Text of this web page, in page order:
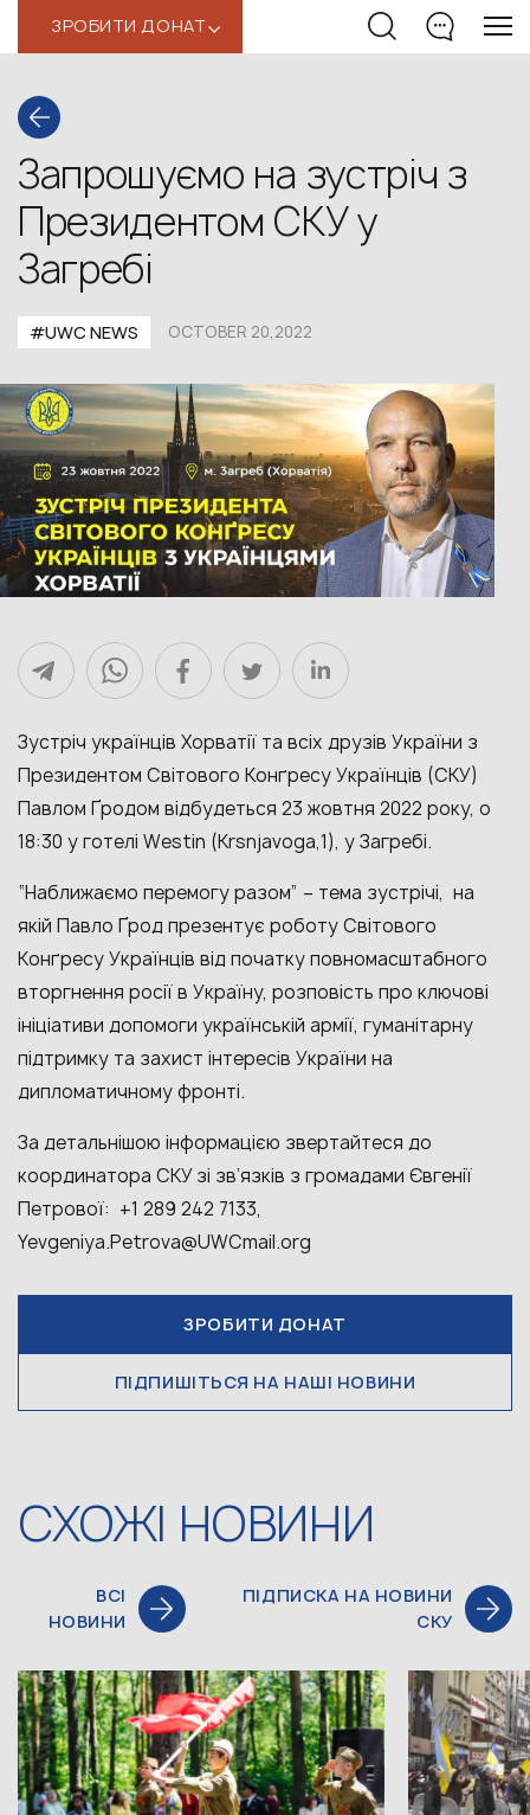
ЗРОБИТИ ДОНАТ‹
Запрошуємо на зустріч з
Президентом СКУ у
Загребі
#UWС NEWS OCTOBER 20,2022
Зустріч українців Хорватії та всіх друзів України з
Президентом Світового Конґресу Українців (СКУ)
Павлом Ґродом відбудеться 23 жовтня 2022 року, о
18:30 у готелі Westin (Krsnjavoga,1), у Загребі.
“Наближаємо перемогу разом” – тема зустрічі, на
якій Павло Ґрод презентує роботу Світового
Конґресу Українців від початку повномасштабного
вторгнення росії в Україну, розповість про ключові
ініціативи допомоги українській армії, гуманітарну
підтримку та захист інтересів України на
дипломатичному фронті.
За детальнішою інформацією звертайтеся до
координатора СКУ зі зв’язків з громадами Євгенії
Петрової: +1 289 242 7133,
Yevgeniya.Petrova@UWCmail.org
ЗРОБИТИ ДОНАТ
ПІДПИШІТЬСЯ НА НАШІ НОВИНИ
СХОЖІ НОВИНИ
ВСІ
НОВИНИ
ПІДПИСКА НА НОВИНИ
СКУ